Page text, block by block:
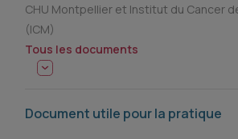
CHU Montpellier et Institut du Cancer
(ICM)
Tous les documents
Document utile pour la pratique